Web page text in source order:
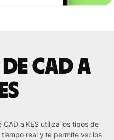
CAD a
a KES utiliza los tipos de
real y te permite ver los